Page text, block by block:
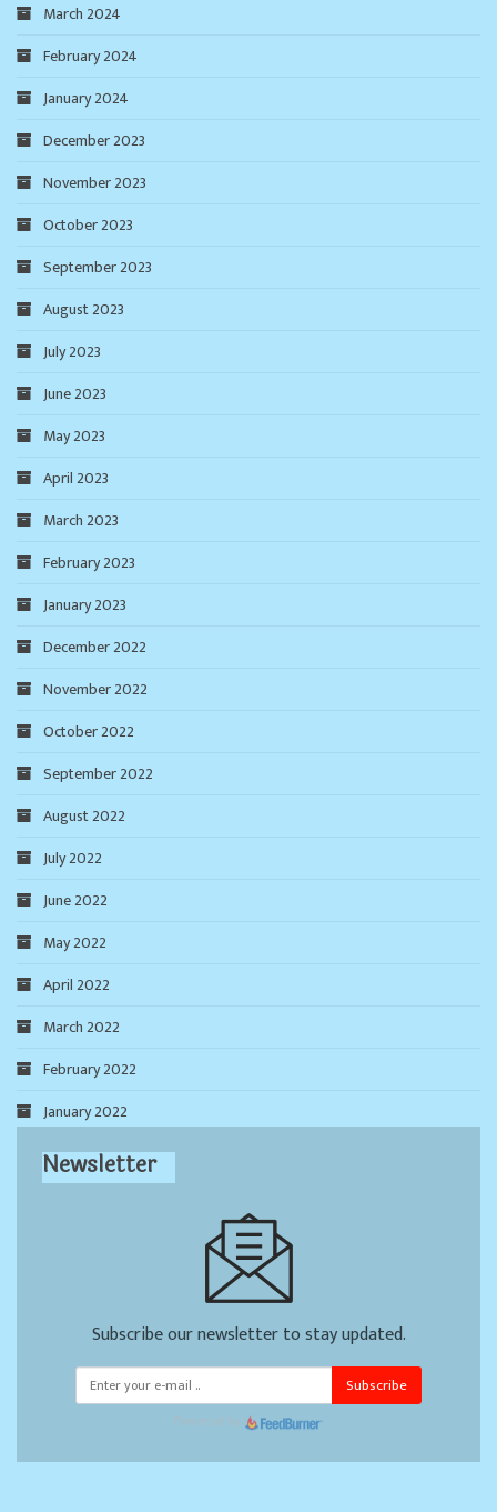
March 2024
February 2024
January 2024
December 2023
November 2023
October 2023
September 2023
August 2023
July 2023
June 2023
May 2023
April 2023
March 2023
February 2023
January 2023
December 2022
November 2022
October 2022
September 2022
August 2022
July 2022
June 2022
May 2022
April 2022
March 2022
February 2022
January 2022
Newsletter
Subscribe our newsletter to stay updated.
Subscribe